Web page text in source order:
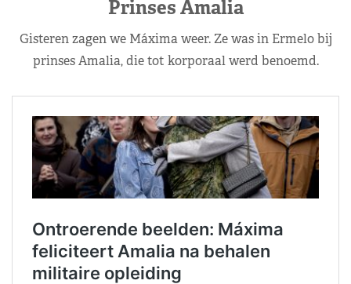
Prinses Amalia
Gisteren zagen we Máxima weer. Ze was in Ermelo bij
prinses Amalia, die tot korporaal werd benoemd.